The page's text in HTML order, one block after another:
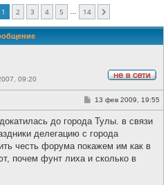
из
1 2 3 4 5 14
е
в
с
09:20
С
б
щ
н
и
13 фев 2009, 19:55
до города Тулы. в связи
делегацию с города
честь форума покажем им как в
почем фунт лиха и сколько в